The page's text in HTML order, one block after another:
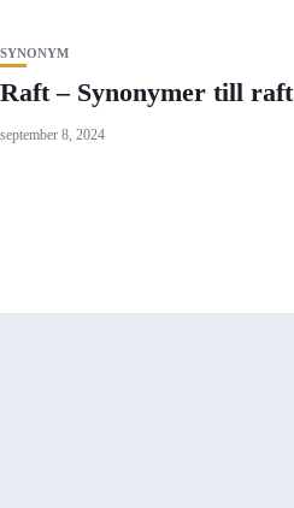
SYNONYM
Raft – Synonymer till raft
september 8, 2024